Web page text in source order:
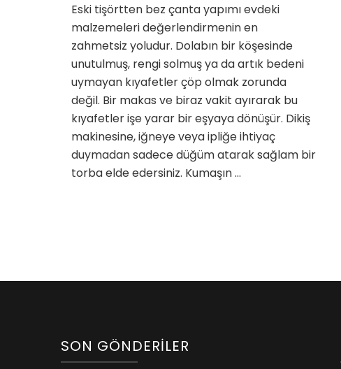
Bez
Çanta
Yapımı
Eski tişörtten bez çanta yapımı evdeki
malzemeleri değerlendirmenin en
zahmetsiz yoludur. Dolabın bir köşesinde
unutulmuş, rengi solmuş ya da artık bedeni
uymayan kıyafetler çöp olmak zorunda
değil. Bir makas ve biraz vakit ayırarak bu
kıyafetler işe yarar bir eşyaya dönüşür. Dikiş
makinesine, iğneye veya ipliğe ihtiyaç
duymadan sadece düğüm atarak sağlam bir
torba elde edersiniz. Kumaşın …
SON GÖNDERILER